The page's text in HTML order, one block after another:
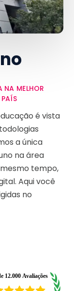
NA MELHOR
é vista
a única
na área
tempo,
Aqui você
no